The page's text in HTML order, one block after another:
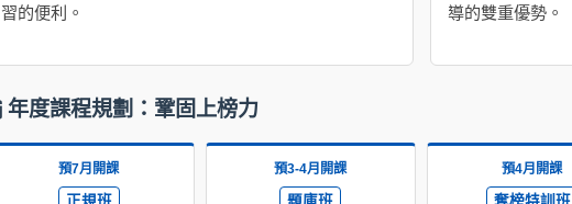
習的便利。
導的雙重優勢。
年度課程規劃：鞏固上榜力
預7月開課 預3-4月開課 預4月開課